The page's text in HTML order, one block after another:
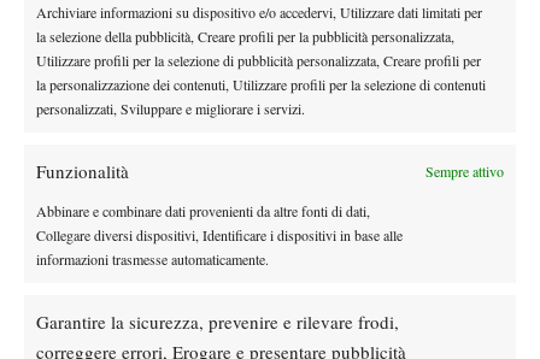
Archiviare informazioni su dispositivo e/o accedervi, Utilizzare dati limitati per
la selezione della pubblicità, Creare profili per la pubblicità personalizzata,
Utilizzare profili per la selezione di pubblicità personalizzata, Creare profili per
la personalizzazione dei contenuti, Utilizzare profili per la selezione di contenuti
personalizzati, Sviluppare e migliorare i servizi.
Funzionalità Sempre attivo
Abbinare e combinare dati provenienti da altre fonti di dati,
Collegare diversi dispositivi, Identificare i dispositivi in base alle
informazioni trasmesse automaticamente.
Garantire la sicurezza, prevenire e rilevare frodi,
correggere errori, Erogare e presentare pubblicità
Masters 1000 Montreal 2026: programma,
orario e ordine di gioco venerdì 7 agosto.
Arnaldi apre sul Centrale
Atp News
Atp News